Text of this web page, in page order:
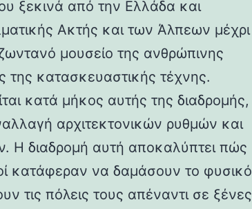
ξεκινά από την Ελλάδα και
Ακτής και των Άλπεων μέχρι
μουσείο της ανθρώπινης
της κατασκευαστικής τέχνης.
κατά μήκος αυτής της διαδρομής,
αρχιτεκτονικών ρυθμών και
Η διαδρομή αυτή αποκαλύπτει πώς
κατάφεραν να δαμάσουν το φυσικό
τις πόλεις τους απέναντι σε ξένες